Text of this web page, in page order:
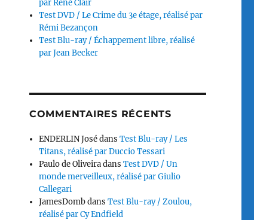
par René Clair
Test DVD / Le Crime du 3e étage, réalisé par
Rémi Bezançon
Test Blu-ray / Échappement libre, réalisé
par Jean Becker
COMMENTAIRES RÉCENTS
ENDERLIN JosédansTest Blu-ray / Les
Titans, réalisé par Duccio Tessari
Paulo de OliveiradansTest DVD / Un
monde merveilleux, réalisé par Giulio
Callegari
JamesDombdansTest Blu-ray / Zoulou,
réalisé par Cy Endfield